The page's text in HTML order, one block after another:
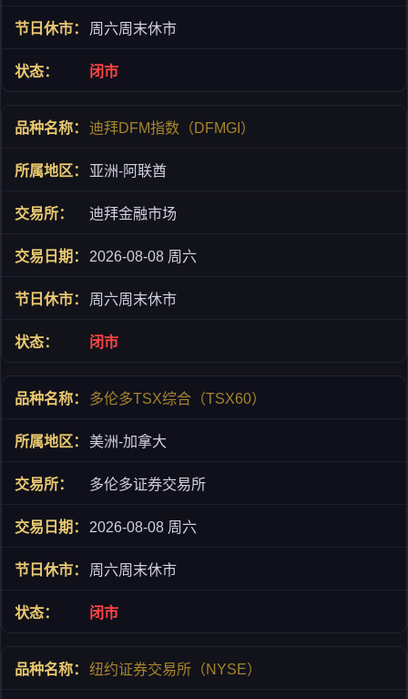
周六周末休市
闭市
迪拜DFM指数（DFMGI）
亚洲-阿联酋
迪拜金融市场
2026-08-08 周六
周六周末休市
闭市
多伦多TSX综合（TSX60）
美洲-加拿大
多伦多证券交易所
2026-08-08 周六
周六周末休市
闭市
纽约证券交易所（NYSE）